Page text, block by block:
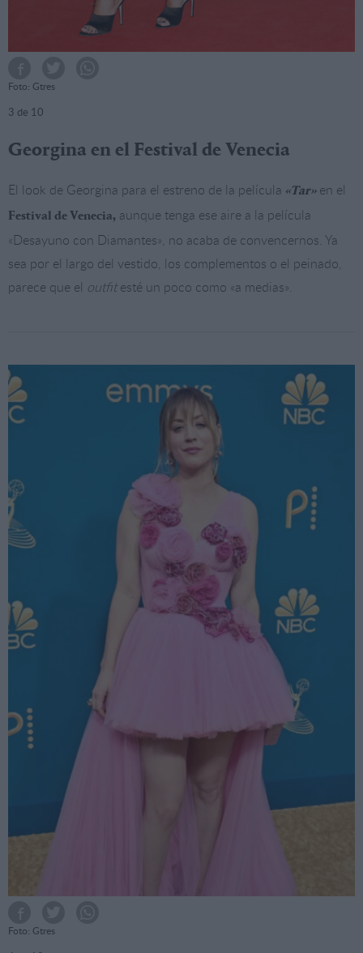
Foto: Gtres
3 de 10
Georgina en el Festival de Venecia
El look de Georgina para el estreno de la película «Tar» en el
Festival de Venecia, aunque tenga ese aire a la película
«Desayuno con Diamantes», no acaba de convencernos. Ya
sea por el largo del vestido, los complementos o el peinado,
parece que el outfitesté un poco como «a medias».
Foto: Gtres